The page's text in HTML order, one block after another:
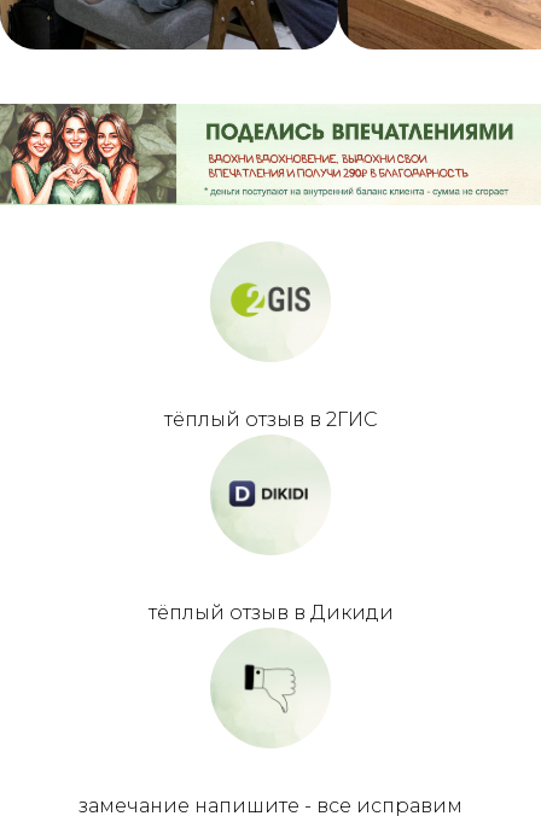
Мы объединяем все сферы трансформации личности, чтобы
предоставить тебе уникальные возможности для роста и
развития. Мы создаем психологические встречи, эзотерические
включают телесные и духовные практики, помогая тебе
гармонично развивать свое тело и душу.
Опытные эксперты дадут практические сессии, насыщенные
ценными знаниями, показывая себя в работе и делятся опытом и
взглядом. Каждая участница уходит с чувством укрепленной
Вдох — это не только путеводитель в мир самосознания, но и
комьюнити единомышленниц, где каждая женщина может найти
свою силу. Мы приглашаем тебя окунуться в уникальный опыт
разнообразных событий, доступных каждой, кто стремится к